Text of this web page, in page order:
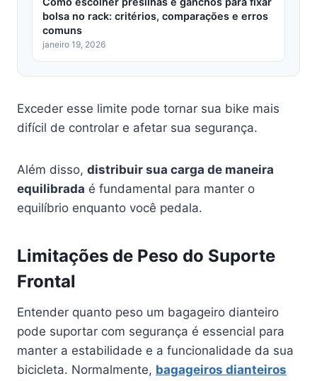
bolsa no rack: critérios, comparações e erros
comuns
janeiro 19, 2026
Exceder esse limite pode tornar sua bike mais
difícil de controlar e afetar sua segurança.
Além disso, distribuir sua carga de maneira
equilibrada é fundamental para manter o
equilíbrio enquanto você pedala.
Limitações de Peso do Suporte
Frontal
Entender quanto peso um bagageiro dianteiro
pode suportar com segurança é essencial para
manter a estabilidade e a funcionalidade da sua
bicicleta. Normalmente, bagageiros dianteiros